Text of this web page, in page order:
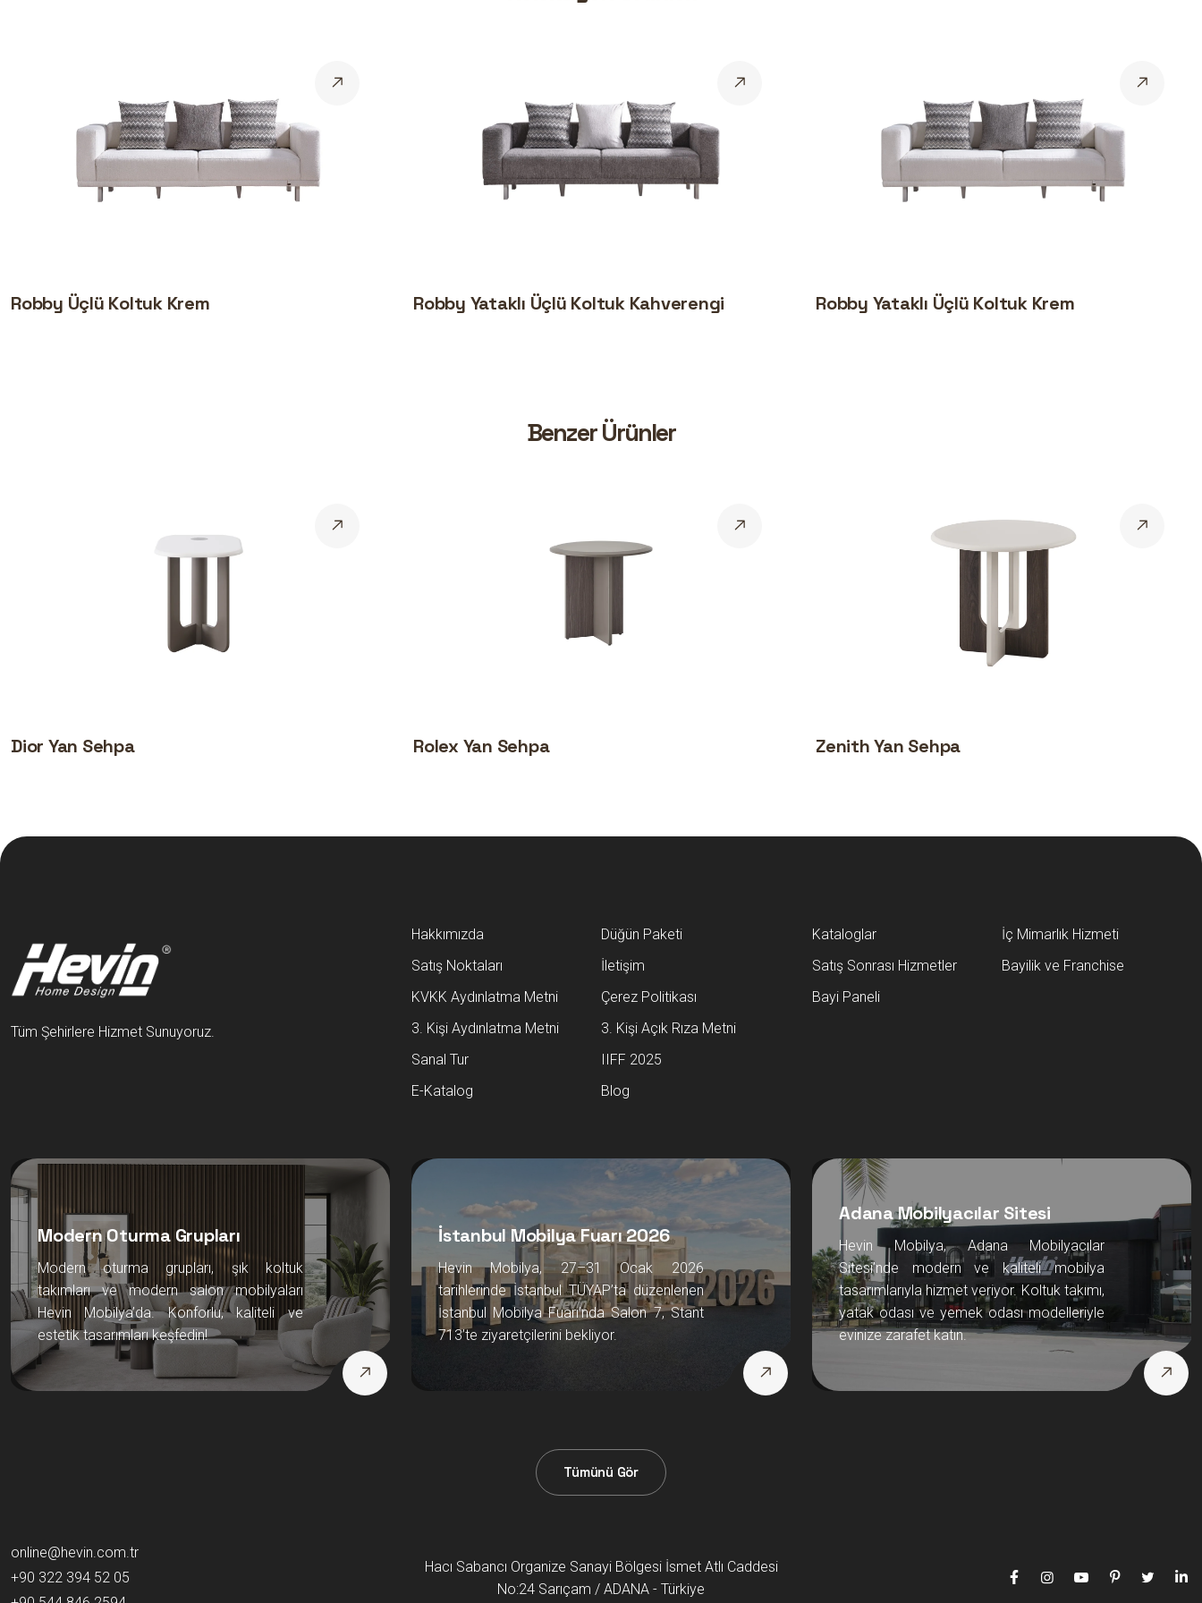
Robby Üçlü Koltuk Krem Robby Yataklı Üçlü Koltuk Kahverengi Robby Yataklı Üçlü Koltuk Krem
Benzer Ürünler
Dior Yan Sehpa Rolex Yan Sehpa Zenith Yan Sehpa
Tüm Şehirlere Hizmet Sunuyoruz.
Hakkımızda
Düğün Paketi
Satış Noktaları
İletişim
KVKK Aydınlatma Metni
Çerez Politikası
3. Kişi Aydınlatma Metni
3. Kişi Açık Rıza Metni
Sanal Tur
IIFF 2025
E-Katalog
Blog
Kataloglar
İç Mimarlık Hizmeti
Satış Sonrası Hizmetler
Bayilik ve Franchise
Bayi Paneli
Modern Oturma Grupları
Modern oturma grupları, şık koltuk
takımları ve modern salon mobilyaları
Hevin Mobilya’da. Konforlu, kaliteli ve
estetik tasarımları keşfedin!
İstanbul Mobilya Fuarı 2026
Hevin Mobilya, 27–31 Ocak 2026
tarihlerinde İstanbul TÜYAP’ta düzenlenen
İstanbul Mobilya Fuarı’nda Salon 7, Stant
713’te ziyaretçilerini bekliyor.
Adana Mobilyacılar Sitesi
Hevin Mobilya, Adana Mobilyacılar
Sitesi’nde modern ve kaliteli mobilya
tasarımlarıyla hizmet veriyor. Koltuk takımı,
yatak odası ve yemek odası modelleriyle
evinize zarafet katın.
Tümünü Gör
online@hevin.com.tr
+90 322 394 52 05
Hacı Sabancı Organize Sanayi Bölgesi İsmet Atlı Caddesi
No:24 Sarıçam / ADANA - Türkiye